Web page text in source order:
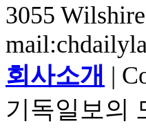
3055
회사소개 |
기독일보의